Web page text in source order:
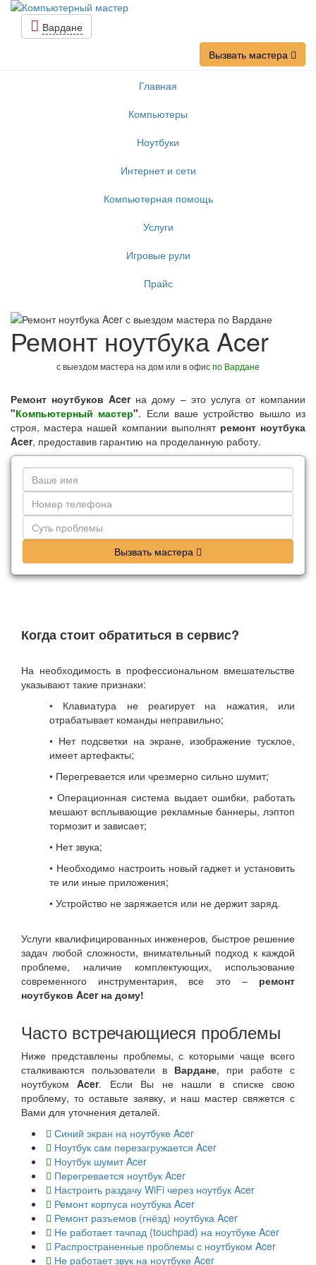
Вардане
Вызвать мастера
Главная
Компьютеры
Ноутбуки
Интернет и сети
Компьютерная помощь
Услуги
Игровые рули
Прайс
Ремонт ноутбука Acer
с выездом мастера на дом или в офиспо Вардане
Ремонт ноутбуков Acerна дому – это услуга от компании
"Компьютерный мастер". Если ваше устройство вышло из
строя, мастера нашей компании выполнят ремонт ноутбука
Acer, предоставив гарантию на проделанную работу.
Вызвать мастера
Когда стоит обратиться в сервис?
На необходимость в профессиональном вмешательстве
указывают такие признаки:
• Клавиатура не реагирует на нажатия, или
отрабатывает команды неправильно;
• Нет подсветки на экране, изображение тусклое,
имеет артефакты;
• Перегревается или чрезмерно сильно шумит;
• Операционная система выдает ошибки, работать
мешают всплывающие рекламные баннеры, лэптоп
тормозит и зависает;
• Нет звука;
• Необходимо настроить новый гаджет и установить
те или иные приложения;
• Устройство не заряжается или не держит заряд.
Услуги квалифицированных инженеров, быстрое решение
задач любой сложности, внимательный подход к каждой
проблеме, наличие комплектующих, использование
современного инструментария, все это – ремонт
ноутбуков Acer на дому!
Часто встречающиеся проблемы
Ниже представлены проблемы, с которыми чаще всего
сталкиваются пользователи в Вардане, при работе с
ноутбукомAcer. Если Вы не нашли в списке свою
проблему, то оставьте заявку, и наш мастер свяжется с
Вами для уточнения деталей.
Синий экран на ноутбуке Acer
Ноутбук сам перезагружается Acer
Ноутбук шумит Acer
Перегревается ноутбук Acer
Настроить раздачу WiFi через ноутбук Acer
Ремонт корпуса ноутбука Acer
Ремонт разъемов (гнёзд) ноутбука Acer
Не работает тачпад (touchpad) на ноутбуке Acer
Распространенные проблемы с ноутбуком Acer
Не работает звук на ноутбуке Acer